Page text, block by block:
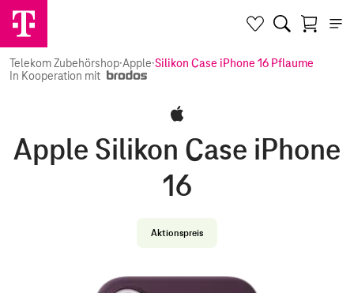
Telekom Zubehörshop·Apple·Silikon Case iPhone 16 Pflaume
In Kooperation mit
Apple Silikon Case iPhone
16
Aktionspreis